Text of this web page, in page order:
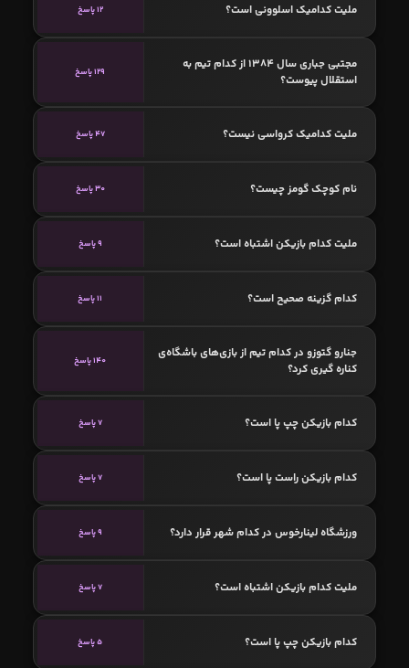
ملیت کدامیک اسلوونی است؟ 12 پاسخ
مجتبی جباری سال 1384 از کدام تیم به
استقلال پیوست؟
129 پاسخ
ملیت کدامیک کرواسی نیست؟ 47 پاسخ
نام کوچک گومز چیست؟ 30 پاسخ
ملیت کدام بازیکن اشتباه است؟ 9 پاسخ
کدام گزینه صحیح است؟ 11 پاسخ
جنارو گتوزو در کدام تیم از بازی‌های باشگاه‌ی
کناره گیری کرد؟
140 پاسخ
کدام بازیکن چپ پا است؟ 7 پاسخ
کدام بازیکن راست پا است؟ 7 پاسخ
ورزشگاه لینارخوس در کدام شهر قرار دارد؟ 9 پاسخ
ملیت کدام بازیکن اشتباه است؟ 7 پاسخ
کدام بازیکن چپ پا است؟ 5 پاسخ